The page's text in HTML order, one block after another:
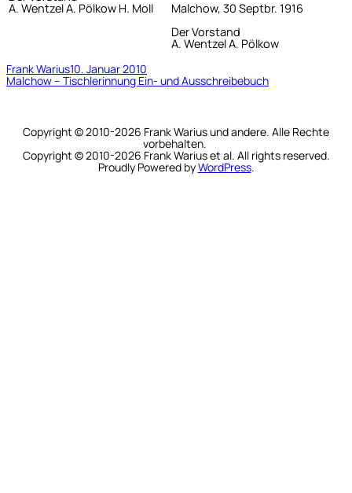
A. Wentzel A. Pölkow H. Moll
Malchow, 30 Septbr. 1916
Der Vorstand
A. Wentzel A. Pölkow
Frank Warius10. Januar 2010
Malchow – Tischlerinnung Ein- und Ausschreibebuch
Copyright © 2010-2026 Frank Warius und andere. Alle Rechte
vorbehalten.
Copyright © 2010-2026 Frank Warius et al. All rights reserved.
Proudly Powered byWordPress.